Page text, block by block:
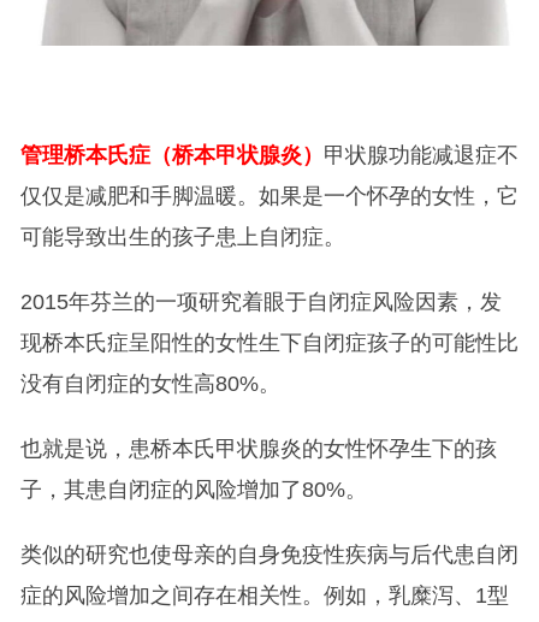
管理桥本氏症（桥本甲状腺炎） 甲状腺功能减退症不
仅仅是减肥和手脚温暖。如果是一个怀孕的女性，它
可能导致出生的孩子患上自闭症。
2015年芬兰的一项研究着眼于自闭症风险因素，发
现桥本氏症呈阳性的女性生下自闭症孩子的可能性比
没有自闭症的女性高80%。
也就是说，患桥本氏甲状腺炎的女性怀孕生下的孩
子，其患自闭症的风险增加了80%。
类似的研究也使母亲的自身免疫性疾病与后代患自闭
症的风险增加之间存在相关性。例如，乳糜泻、1型